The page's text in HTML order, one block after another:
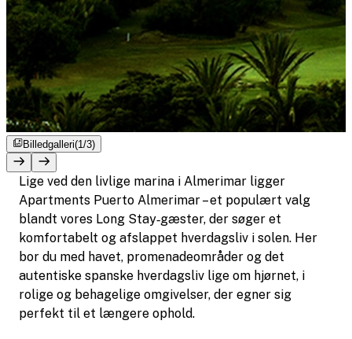
Billedgalleri(1/3)
Lige ved den livlige marina i Almerimar ligger
Apartments Puerto Almerimar – et populært valg
blandt vores Long Stay‑gæster, der søger et
komfortabelt og afslappet hverdagsliv i solen. Her
bor du med havet, promenadeområder og det
autentiske spanske hverdagsliv lige om hjørnet, i
rolige og behagelige omgivelser, der egner sig
perfekt til et længere ophold.